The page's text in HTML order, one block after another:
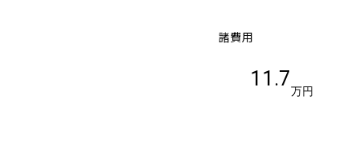
諸費用
11.7
万円